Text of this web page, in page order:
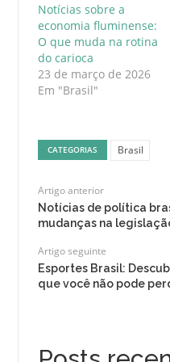
Notícias sobre a
economia fluminense:
O que muda na rotina
do carioca
23 de março de 2026
Em "Brasil"
CATEGORIAS Brasil
Artigo anterior
Notícias de política
mudanças na
Artigo seguinte
Esportes Brasil:
que você não pode